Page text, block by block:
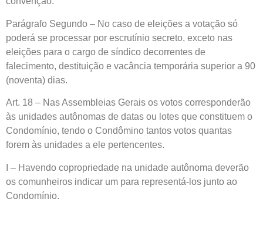
Parágrafo Segundo – No caso de eleições a votação só
poderá se processar por escrutínio secreto, exceto nas
eleições para o cargo de síndico decorrentes de
falecimento, destituição e vacância temporária superior a 90
(noventa) dias.
Art. 18 – Nas Assembleias Gerais os votos corresponderão
às unidades autônomas de datas ou lotes que constituem o
Condomínio, tendo o Condômino tantos votos quantas
forem às unidades a ele pertencentes.
I – Havendo copropriedade na unidade autônoma deverão
os comunheiros indicar um para representá-los junto ao
Condomínio.